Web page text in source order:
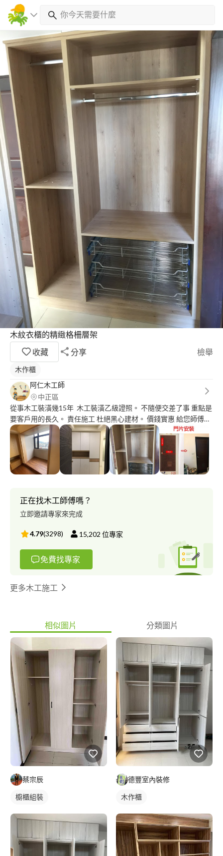
木紋衣櫃的精緻格柵層架
收藏
分享 檢舉
木作櫃
阿仁木工師
中正區
從事木工裝潢幾15年 木工裝潢乙級證照。 不隨便交差了事 重點是
要客戶用的長久。 責任施工 杜絕黑心建材。 價錢實惠 給您師傅級
的品質。
正在找木工師傅嗎？
立即邀請專家來完成
4.79(3298) 15,202 位專家
免費找專家
更多木工施工
相似圖片 分類圖片
蔡宗辰
櫥櫃組裝
德豐室內裝修
木作櫃